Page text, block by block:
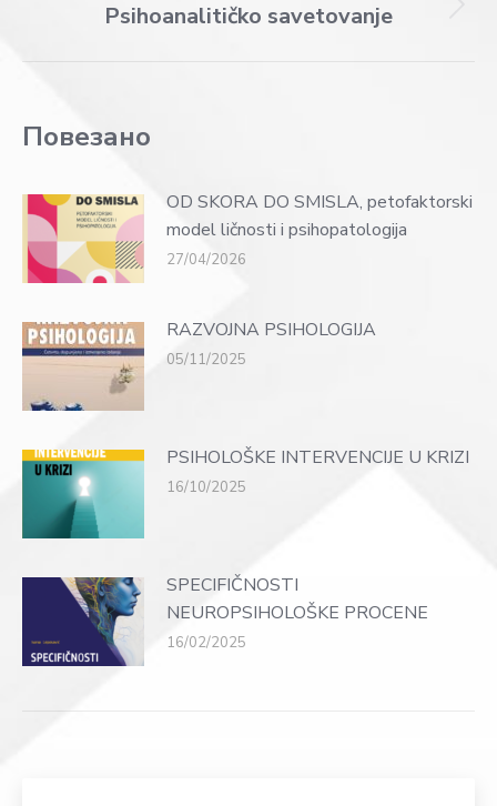
Next
Psihoanalitičko savetovanje
Повезано
OD SKORA DO SMISLA, petofaktorski
model ličnosti i psihopatologija
27/04/2026
RAZVOJNA PSIHOLOGIJA
05/11/2025
PSIHOLOŠKE INTERVENCIJE U KRIZI
16/10/2025
SPECIFIČNOSTI
NEUROPSIHOLOŠKE PROCENE
16/02/2025